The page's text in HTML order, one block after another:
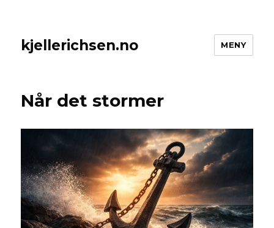
kjellerichsen.no MENY
Når det stormer